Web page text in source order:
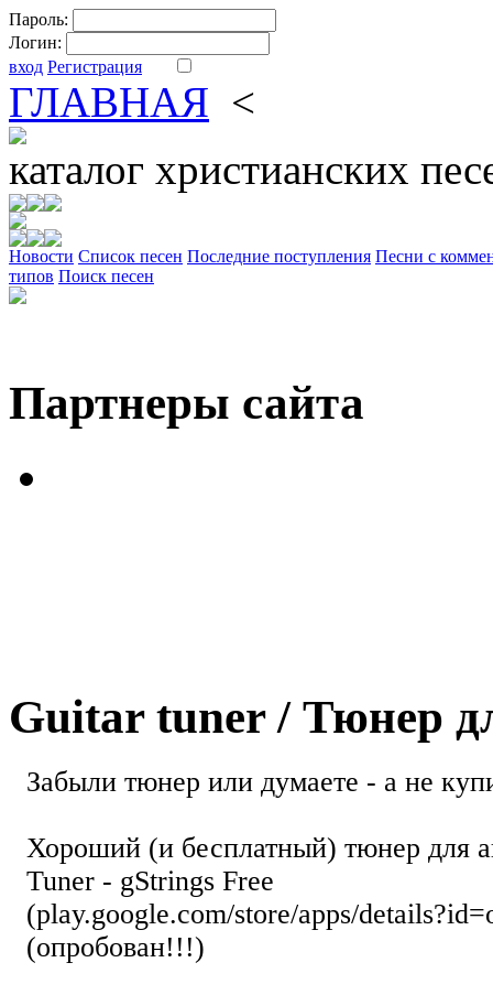
Пароль:
Логин:
вход Регистрация
ГЛАВНАЯ <
каталог христианских
Новости Cписок песен Последние поступления Песни с
типов Поиск песен
Партнеры сайта
Guitar tuner / Тюнер
Забыли тюнер или думаете - а не
Хороший (и бесплатный) тюнер для
Tuner - gStrings Free
(play.google.com/store/apps/
(опробован!!!)